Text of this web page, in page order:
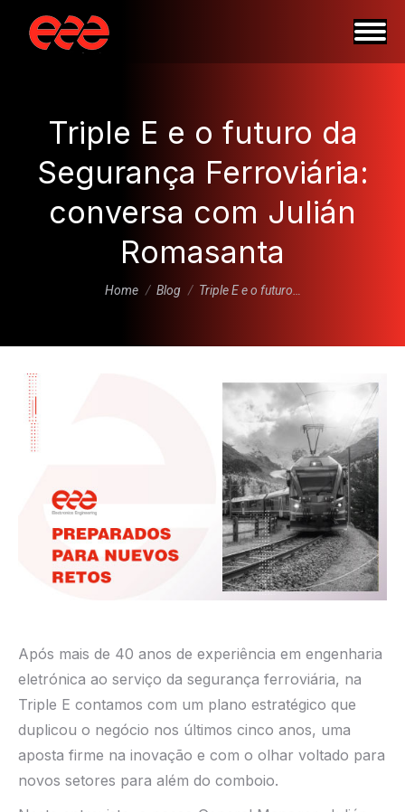
Triple E e o futuro da
Segurança Ferroviária:
conversa com Julián
Romasanta
You are here:
Home Blog Triple E e o futuro…
Após mais de 40 anos de experiência em engenharia
eletrónica ao serviço da segurança ferroviária, na
Triple E contamos com um plano estratégico que
duplicou o negócio nos últimos cinco anos, uma
aposta firme na inovação e com o olhar voltado para
novos setores para além do comboio.